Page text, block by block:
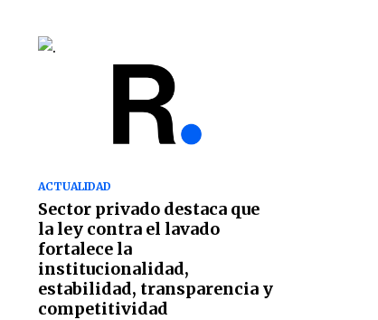
ACTUALIDAD
Sector privado destaca que
la ley contra el lavado
fortalece la
institucionalidad,
estabilidad, transparencia y
competitividad